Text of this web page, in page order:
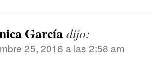
Garcíadijo:
25, 2016 a las 2:58 am